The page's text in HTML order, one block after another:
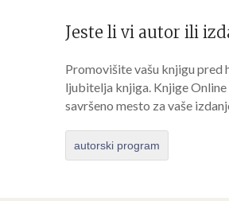
Jeste li vi autor ili
Promovišite vašu knjigu pred
ljubitelja knjiga. Knjige
savršeno mesto za vaše
autorski program